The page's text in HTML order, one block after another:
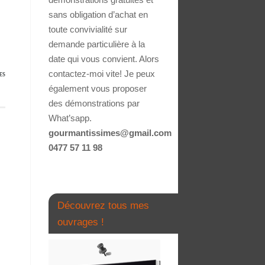
sans obligation d’achat en
toute convivialité sur
demande particulière à la
date qui vous convient. Alors
contactez-moi vite! Je peux
également vous proposer
des démonstrations par
What’sapp.
gourmantissimes@gmail.com
0477 57 11 98
Découvrez tous mes
ouvrages !